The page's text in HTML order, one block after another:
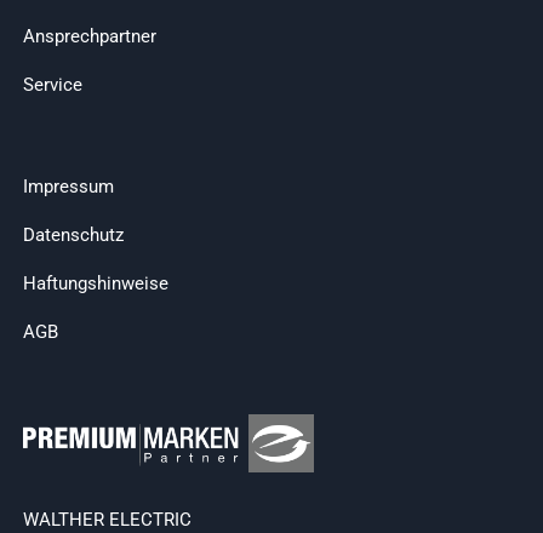
Ansprechpartner
Service
Impressum
Datenschutz
Haftungshinweise
AGB
WALTHER ELECTRIC